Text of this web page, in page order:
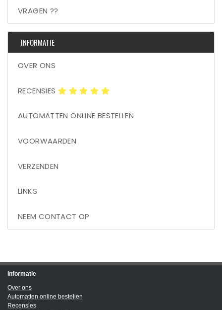
VRAGEN ??
INFORMATIE
OVER ONS
RECENSIES
AUTOMATTEN ONLINE BESTELLEN
VOORWAARDEN
VERZENDEN
LINKS
NEEM CONTACT OP
Informatie
Over ons
Automatten online bestellen
Recensies